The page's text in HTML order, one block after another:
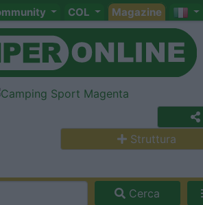
COL Magazine
Struttura
Cerca